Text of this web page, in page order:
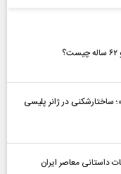
ساختارشکنی در ژانر پلیسی
داستانی معاصر ایران